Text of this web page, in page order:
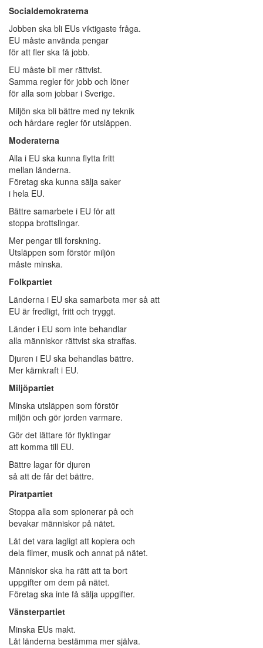
Socialdemokraterna
Jobben ska bli EUs viktigaste fråga.
EU måste använda pengar
för att fler ska få jobb.
EU måste bli mer rättvist.
Samma regler för jobb och löner
för alla som jobbar i Sverige.
Miljön ska bli bättre med ny teknik
och hårdare regler för utsläppen.
Moderaterna
Alla i EU ska kunna flytta fritt
mellan länderna.
Företag ska kunna sälja saker
i hela EU.
Bättre samarbete i EU för att
stoppa brottslingar.
Mer pengar till forskning.
Utsläppen som förstör miljön
måste minska.
Folkpartiet
Länderna i EU ska samarbeta mer så att
EU är fredligt, fritt och tryggt.
Länder i EU som inte behandlar
alla människor rättvist ska straffas.
Djuren i EU ska behandlas bättre.
Mer kärnkraft i EU.
Miljöpartiet
Minska utsläppen som förstör
miljön och gör jorden varmare.
Gör det lättare för flyktingar
att komma till EU.
Bättre lagar för djuren
så att de får det bättre.
Piratpartiet
Stoppa alla som spionerar på och
bevakar människor på nätet.
Låt det vara lagligt att kopiera och
dela filmer, musik och annat på nätet.
Människor ska ha rätt att ta bort
uppgifter om dem på nätet.
Företag ska inte få sälja uppgifter.
Vänsterpartiet
Minska EUs makt.
Låt länderna bestämma mer själva.